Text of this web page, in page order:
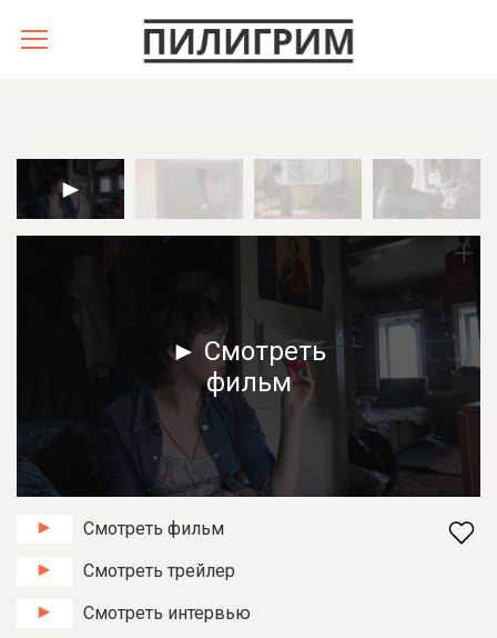
► Смотреть
фильм
Смотреть фильм
Смотреть трейлер
Смотреть интервью